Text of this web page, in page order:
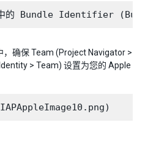
确保 Team (Project Navigator >
> Team) 设置为您的 Apple